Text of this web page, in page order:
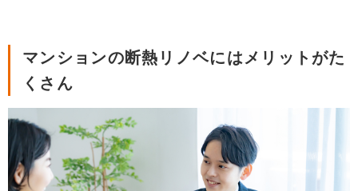
マンションの断熱リノベにはメリットがた
くさん